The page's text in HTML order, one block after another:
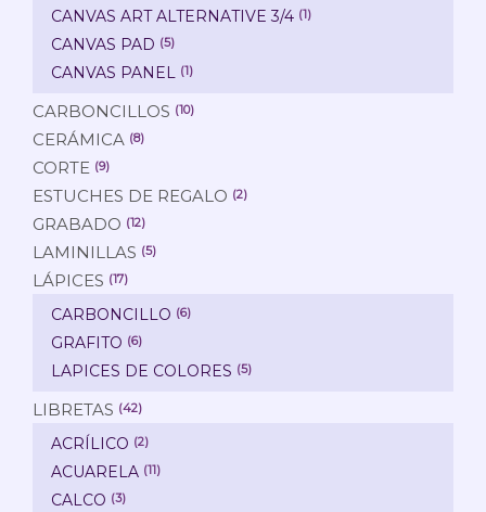
CANVAS ART ALTERNATIVE 3/4 (1)
CANVAS PAD (5)
CANVAS PANEL (1)
CARBONCILLOS (10)
CERÁMICA (8)
CORTE (9)
ESTUCHES DE REGALO (2)
GRABADO (12)
LAMINILLAS (5)
LÁPICES (17)
CARBONCILLO (6)
GRAFITO (6)
LAPICES DE COLORES (5)
LIBRETAS (42)
ACRÍLICO (2)
ACUARELA (11)
CALCO (3)